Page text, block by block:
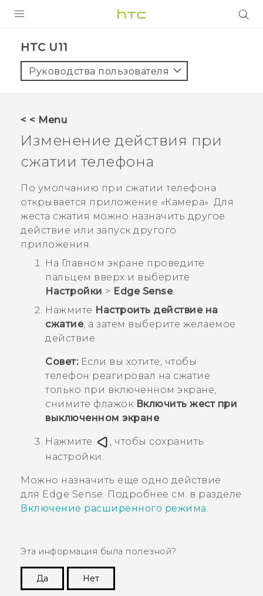
5G
VIVERSE
ПОДДЕРЖКА
HTC U11‎
Руководства пользователя
< < Menu
Изменение действия при
сжатии телефона
По умолчанию при сжатии телефона
открывается приложение «Камера». Для
жеста сжатия можно назначить другое
действие или запуск другого
приложения.
На Главном экране проведите
пальцем вверх и выберите
Настройки > Edge Sense.
Нажмите Настроить действие на
сжатие, а затем выберите желаемое
действие.
Совет:Если вы хотите, чтобы
телефон реагировал на сжатие
только при включенном экране,
снимите флажок Включить жест при
выключенном экране.
Нажмите
, чтобы сохранить
настройки.
Можно назначить еще одно действие
для Edge Sense . Подробнее см. в разделе
Включение расширенного режима
Эта информация была полезной?
Да
Нет